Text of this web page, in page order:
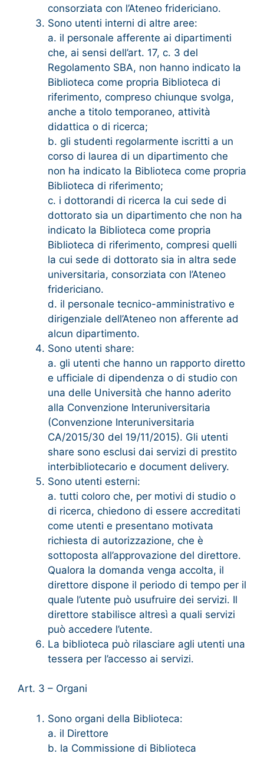
consorziata con l’Ateneo fridericiano.
Sono utenti interni di altre aree:
a. il personale afferente ai dipartimenti
che, ai sensi dell’art. 17, c. 3 del
Regolamento SBA, non hanno indicato la
Biblioteca come propria Biblioteca di
riferimento, compreso chiunque svolga,
anche a titolo temporaneo, attività
didattica o di ricerca;
b. gli studenti regolarmente iscritti a un
corso di laurea di un dipartimento che
non ha indicato la Biblioteca come propria
Biblioteca di riferimento;
c. i dottorandi di ricerca la cui sede di
dottorato sia un dipartimento che non ha
indicato la Biblioteca come propria
Biblioteca di riferimento, compresi quelli
la cui sede di dottorato sia in altra sede
universitaria, consorziata con l’Ateneo
fridericiano.
d. il personale tecnico-amministrativo e
dirigenziale dell’Ateneo non afferente ad
alcun dipartimento.
Sono utenti share:
a. gli utenti che hanno un rapporto diretto
e ufficiale di dipendenza o di studio con
una delle Università che hanno aderito
alla Convenzione Interuniversitaria
(Convenzione Interuniversitaria
CA/2015/30 del 19/11/2015). Gli utenti
share sono esclusi dai servizi di prestito
interbibliotecario e document delivery.
Sono utenti esterni:
a. tutti coloro che, per motivi di studio o
di ricerca, chiedono di essere accreditati
come utenti e presentano motivata
richiesta di autorizzazione, che è
sottoposta all’approvazione del direttore.
Qualora la domanda venga accolta, il
direttore dispone il periodo di tempo per il
quale l’utente può usufruire dei servizi. Il
direttore stabilisce altresì a quali servizi
può accedere l’utente.
La biblioteca può rilasciare agli utenti una
tessera per l’accesso ai servizi.
Art. 3 – Organi
Sono organi della Biblioteca:
a. il Direttore
b. la Commissione di Biblioteca